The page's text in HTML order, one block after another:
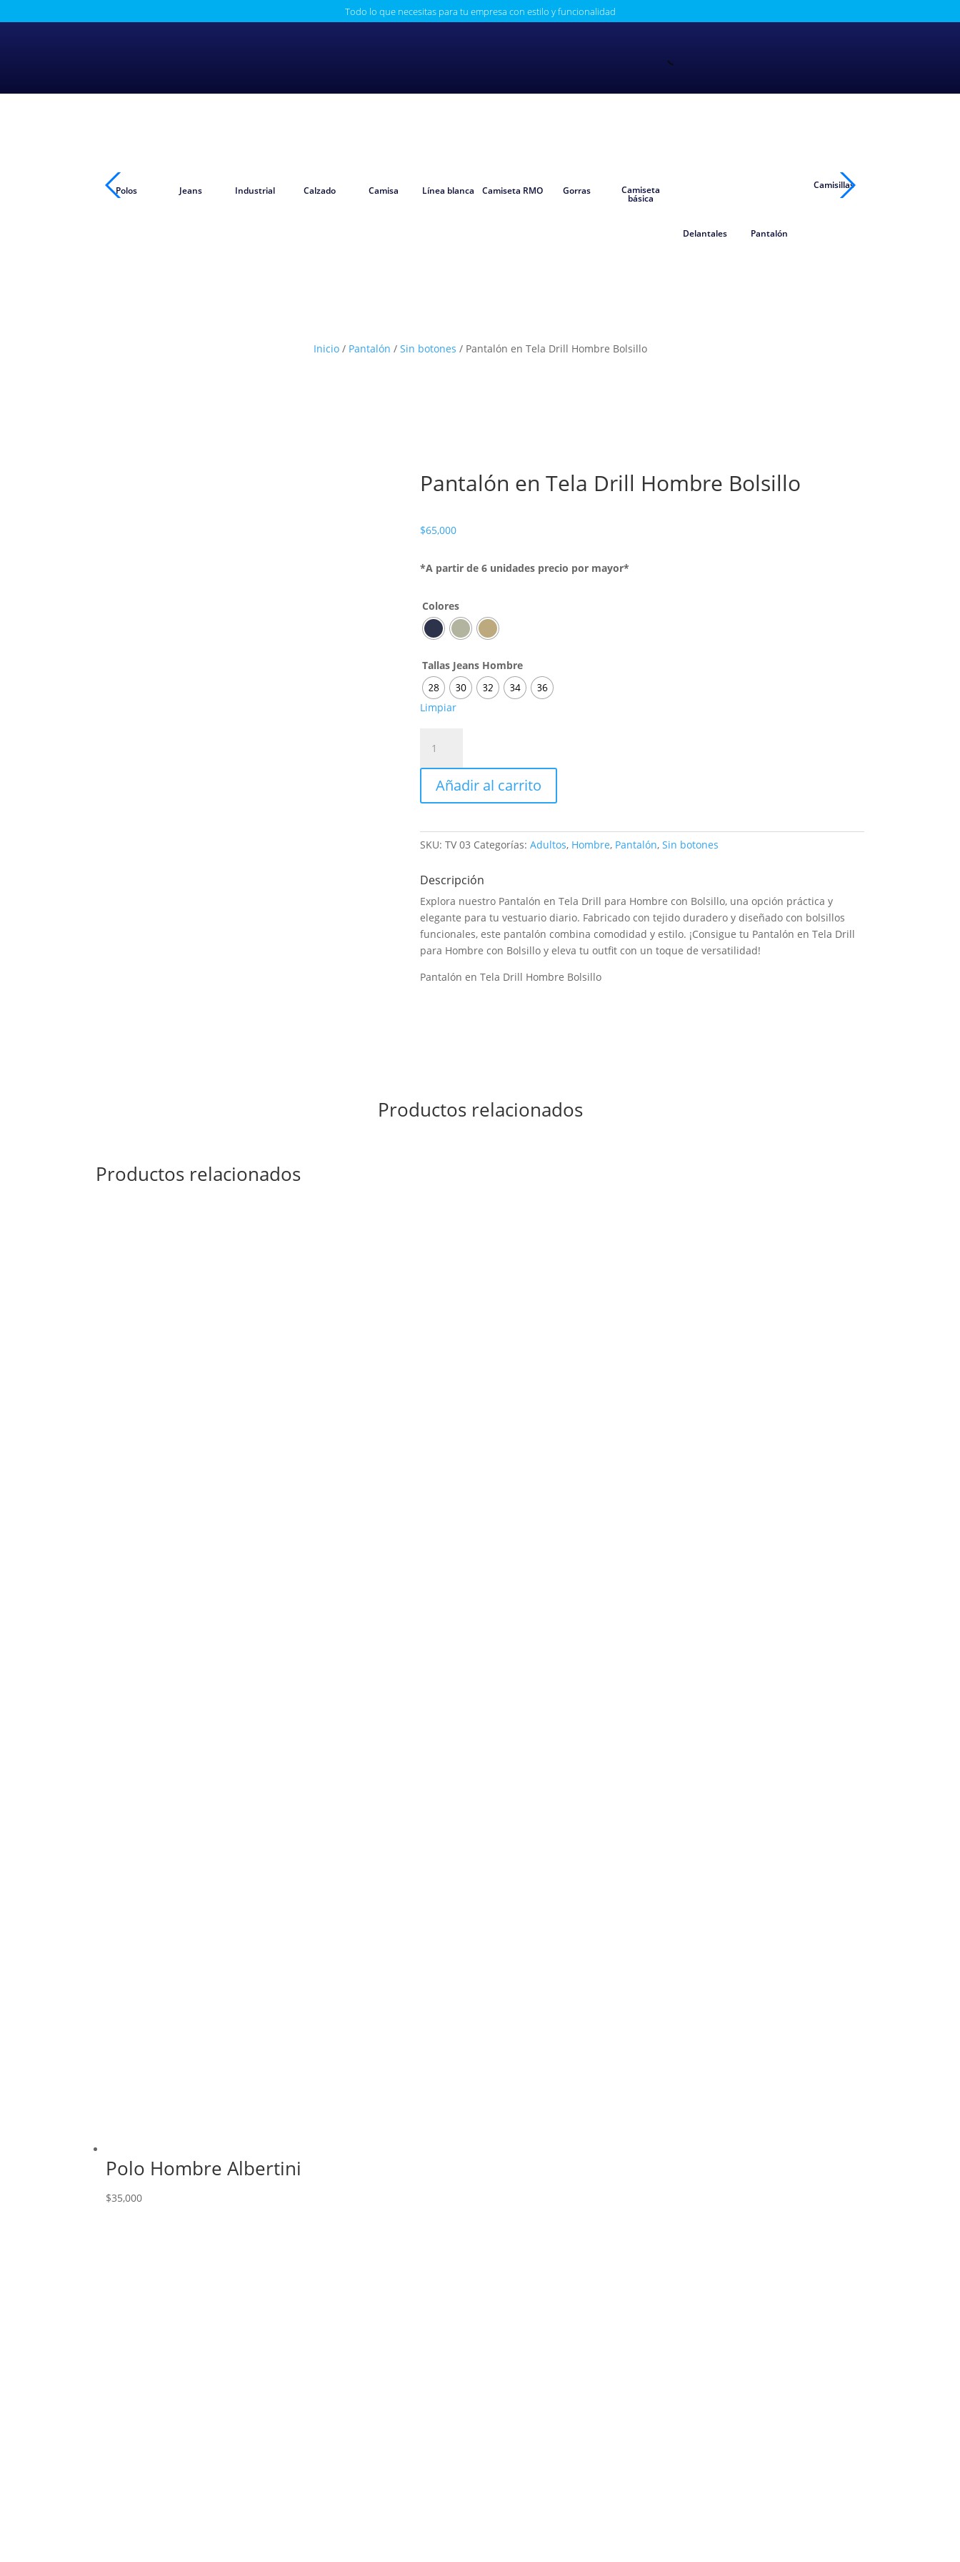
Todo lo que necesitas para tu empresa con estilo y funcionalidad
Polos Jeans Industrial Calzado Camisa Línea blanca Camiseta RMO Gorras Camiseta
básica
Delantales Pantalón
Camisillas
Inicio/ Pantalón / Sin botones / Pantalón en Tela Drill Hombre Bolsillo
Pantalón en Tela Drill Hombre Bolsillo
$65,000
*A partir de 6 unidades precio por mayor*
Colores
Tallas Jeans Hombre
28
30 32 34
36
Limpiar
Tela
Drill
Hombre
cantidad
Añadir al carrito
SKU:TV 03 Categorías:Adultos, Hombre, Pantalón,Sin botones
Descripción
Explora nuestro Pantalón en Tela Drill para Hombre con Bolsillo, una opción práctica y
elegante para tu vestuario diario. Fabricado con tejido duradero y diseñado con bolsillos
funcionales, este pantalón combina comodidad y estilo. ¡Consigue tu Pantalón en Tela Drill
para Hombre con Bolsillo y eleva tu outfit con un toque de versatilidad!
Pantalón en Tela Drill Hombre Bolsillo
Productos relacionados
Productos relacionados
Polo Hombre Albertini
$35,000